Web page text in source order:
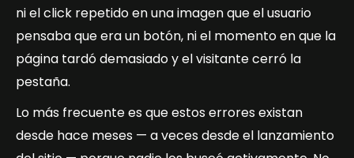
ni el click repetido en una imagen que el usuario
pensaba que era un botón, ni el momento en que la
página tardó demasiado y el visitante cerró la
pestaña.
Lo más frecuente es que estos errores existan
desde hace meses — a veces desde el lanzamiento